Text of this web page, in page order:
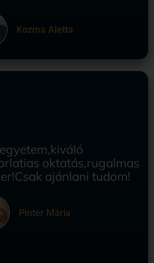
Kozma Aletta
oktatás,rugalmas
ajánlani tudom!
Pintér Mária